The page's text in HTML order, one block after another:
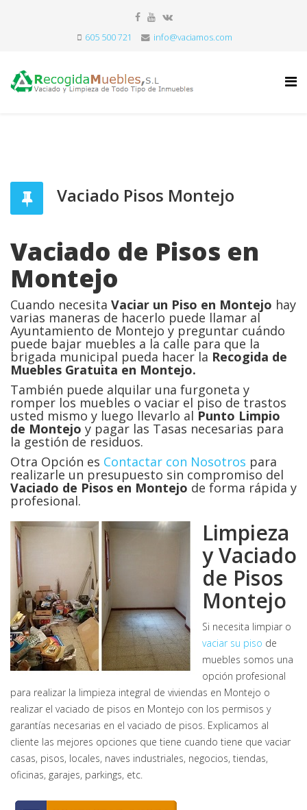
605 500 721 info@vaciamos.com
Vaciado Pisos Montejo
Vaciado de Pisos en
Montejo
Cuando necesita Vaciar un Piso en Montejo hay
varias maneras de hacerlo puede llamar al
Ayuntamiento de Montejo y preguntar cuándo
puede bajar muebles a la calle para que la
brigada municipal pueda hacer la Recogida de
Muebles Gratuita en Montejo.
También puede alquilar una furgoneta y
romper los muebles o vaciar el piso de trastos
usted mismo y luego llevarlo al Punto Limpio
de Montejo y pagar las Tasas necesarias para
la gestión de residuos.
Otra Opción es Contactar con Nosotros para
realizarle un presupuesto sin compromiso del
Vaciado de Pisos en Montejo de forma rápida y
profesional.
Limpieza
y Vaciado
de Pisos
Montejo
Si necesita limpiar o
vaciar su piso de
muebles somos una
opción profesional
para realizar la limpieza integral de viviendas en Montejo o
realizar el vaciado de pisos en Montejo con los permisos y
garantías necesarias en el vaciado de pisos. Explicamos al
cliente las mejores opciones que tiene cuando tiene que vaciar
casas, pisos, locales, naves industriales, negocios, tiendas,
oficinas, garajes, parkings, etc.